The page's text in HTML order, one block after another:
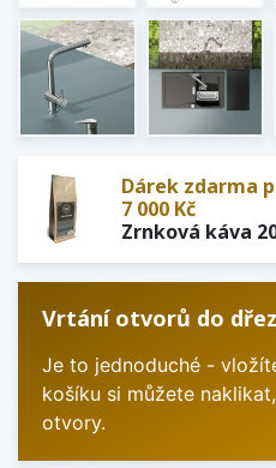
Dárek zdarma
7 000 Kč
Zrnková káva
Vrtání otvorů do
Je to jednoduché -
košíku si můžete
otvory.